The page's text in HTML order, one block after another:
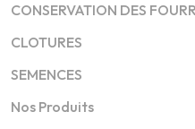
CONSERVATION DES
CLOTURES
SEMENCES
Nos Produits